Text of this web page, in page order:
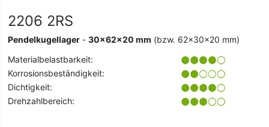
2206 2RS
Pendelkugellager -30x62x20 mm (bzw. 62x30x20 mm)
Materialbelastbarkeit:
Korrosionsbeständigkeit:
Dichtigkeit:
Drehzahlbereich: